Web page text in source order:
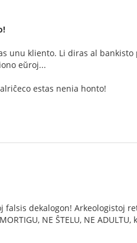
unu kliento. Li diras al
eŭroj...
estas nenia honto!
falsis dekalogon! Arkeologistoj
NE ŜTELU, NE ADULTU,